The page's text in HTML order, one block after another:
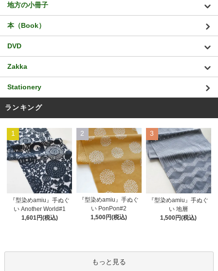
地方の小冊子
本（Book）
DVD
Zakka
Stationery
ランキング
1
『型染めamiu』手ぬぐ
い Another World#1
1,601円(税込)
2
『型染めamiu』手ぬぐ
い PonPon#2
1,500円(税込)
3
『型染めamiu』手ぬぐ
い 地層
1,500円(税込)
もっと見る